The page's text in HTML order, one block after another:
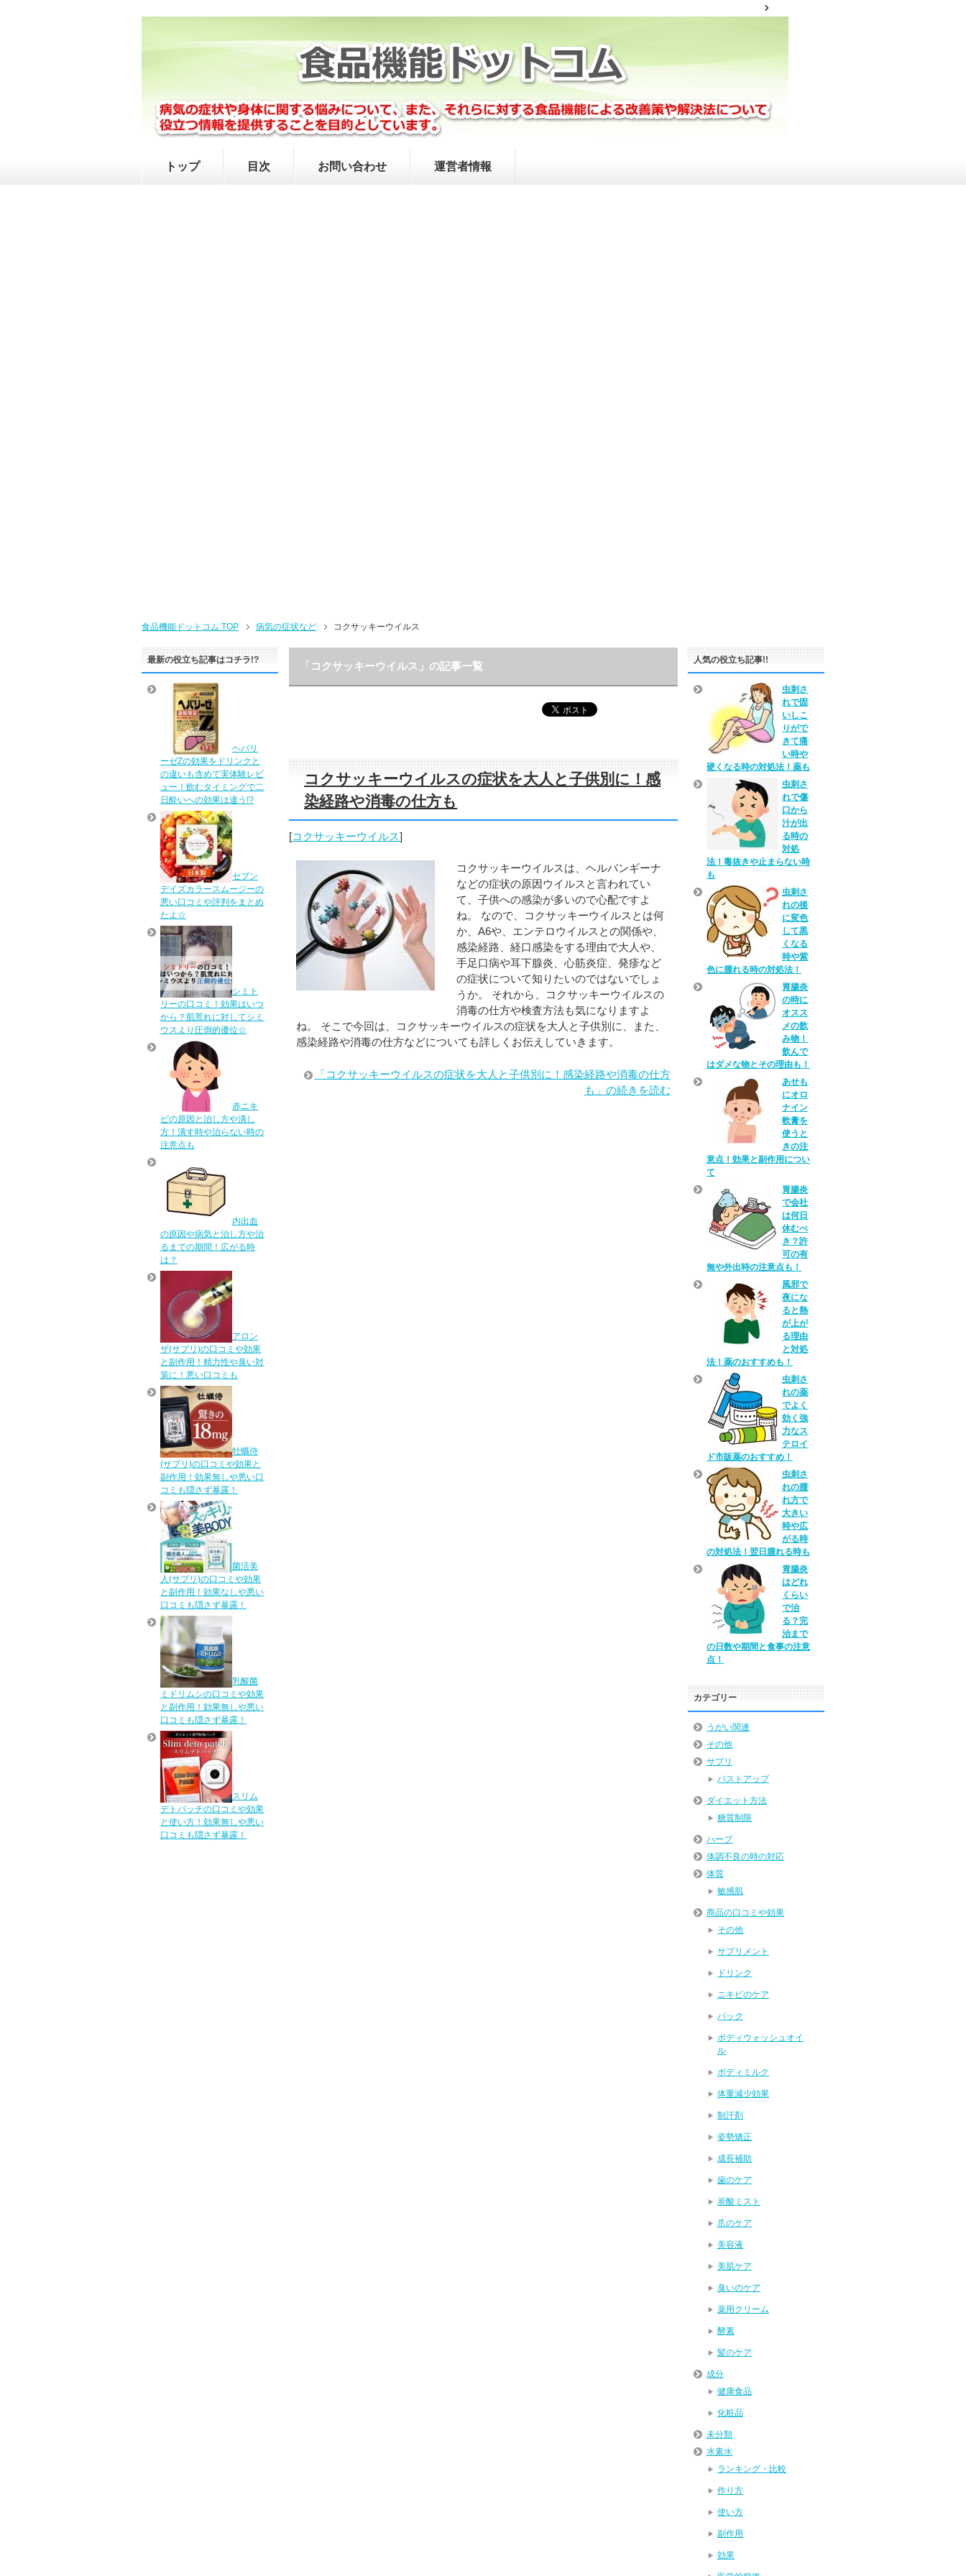
トップ 目次 お問い合わせ 運営者情報
食品機能ドットコム TOP 病気の症状など コクサッキーウイルス
「コクサッキーウイルス」の記事一覧
コクサッキーウイルスの症状を大人と子供別に！感
染経路や消毒の仕方も
[コクサッキーウイルス]
コクサッキーウイルスは、ヘルパンギーナ
などの症状の原因ウイルスと言われてい
て、子供への感染が多いので心配ですよ
ね。 なので、コクサッキーウイルスとは何
か、A6や、エンテロウイルスとの関係や、
感染経路、経口感染をする理由で大人や、
手足口病や耳下腺炎、心筋炎症、発疹など
の症状について知りたいのではないでしょ
うか。 それから、コクサッキーウイルスの
消毒の仕方や検査方法も気になりますよ
ね。 そこで今回は、コクサッキーウイルスの症状を大人と子供別に、また、
感染経路や消毒の仕方などについても詳しくお伝えしていきます。
「コクサッキーウイルスの症状を大人と子供別に！感染経路や消毒の仕方
も」の続きを読む
最新の役立ち記事はコチラ!?
ヘパリ
ーゼZの効果をドリンクと
の違いも含めて実体験レビ
ュー！飲むタイミングで二
日酔いへの効果は違う!?
セブン
デイズカラースムージーの
悪い口コミや評判をまとめ
たよ☆
シミト
リーの口コミ！効果はいつ
から？肌荒れに対してシミ
ウスより圧倒的優位☆
赤ニキ
ビの原因と治し方や潰し
方！潰す時や治らない時の
注意点も
内出血
の原因や病気と治し方や治
るまでの期間！広がる時
は？
アロン
ザ(サプリ)の口コミや効果
と副作用！精力性や臭い対
策に！悪い口コミも
牡蠣侍
(サプリ)の口コミや効果と
副作用！効果無しや悪い口
コミも隠さず暴露！
菌活美
人(サプリ)の口コミや効果
と副作用！効果なしや悪い
口コミも隠さず暴露！
乳酸菌
ミドリムシの口コミや効果
と副作用！効果無しや悪い
口コミも隠さず暴露！
スリム
デトパッチの口コミや効果
と使い方！効果無しや悪い
口コミも隠さず暴露！
人気の役立ち記事!!
虫刺さ
れで固
いしこ
りがで
きて痛
い時や
硬くなる時の対処法！薬も
虫刺さ
れで傷
口から
汁が出
る時の
対処
法！毒抜きや止まらない時
も
虫刺さ
れの後
に変色
して黒
くなる
時や紫
色に腫れる時の対処法！
胃腸炎
の時に
オスス
メの飲
み物！
飲んで
はダメな物とその理由も！
あせも
にオロ
ナイン
軟膏を
使うと
きの注
意点！効果と副作用につい
て
胃腸炎
で会社
は何日
休むべ
き？許
可の有
無や外出時の注意点も！
風邪で
夜にな
ると熱
が上が
る理由
と対処
法！薬のおすすめも！
虫刺さ
れの薬
でよく
効く強
力なス
テロイ
ド市販薬のおすすめ！
虫刺さ
れの腫
れ方で
大きい
時や広
がる時
の対処法！翌日腫れる時も
胃腸炎
はどれ
くらい
で治
る？完
治まで
の日数や期間と食事の注意
点！
カテゴリー
うがい関連
その他
サプリ
バストアップ
ダイエット方法
糖質制限
ハーブ
体調不良の時の対応
体質
敏感肌
商品の口コミや効果
その他
サプリメント
ドリンク
ニキビのケア
パック
ボディウォッシュオイ
ル
ボディミルク
体重減少効果
制汗剤
姿勢矯正
成長補助
歯のケア
炭酸ミスト
爪のケア
美容液
美肌ケア
臭いのケア
薬用クリーム
酵素
髪のケア
成分
健康食品
化粧品
未分類
水素水
ランキング・比較
作り方
使い方
副作用
効果